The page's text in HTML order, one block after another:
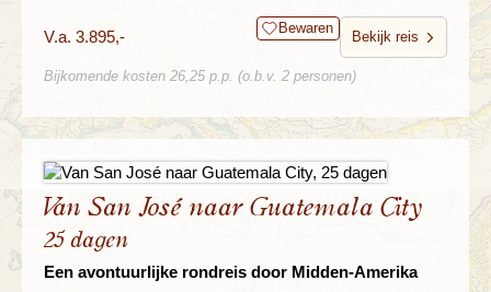
V.a. 3.895,- Bewaren
Bekijk reis
Bijkomende kosten 26,25 p.p. (o.b.v. 2 personen)
Van San José naar Guatemala City
25 dagen
Een avontuurlijke rondreis door Midden-Amerika